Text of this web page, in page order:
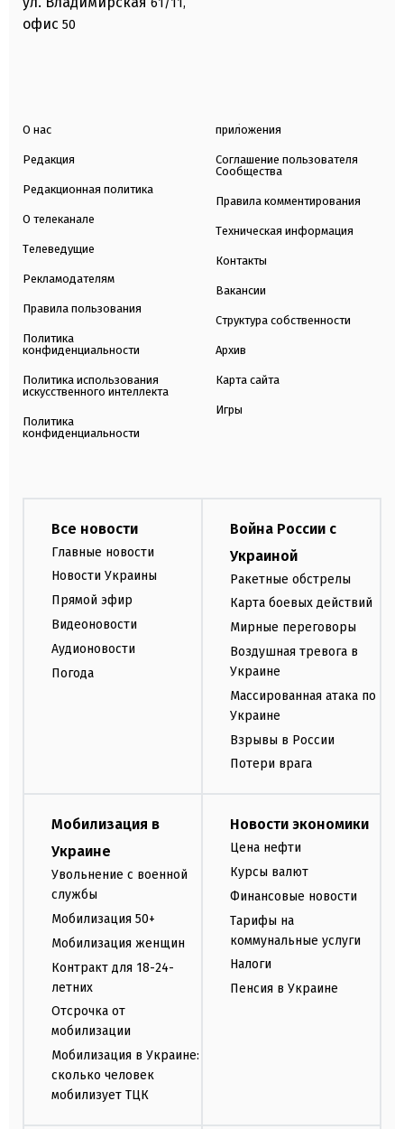
офис 50
О нас
Редакция
Редакционная политика
О телеканале
Телеведущие
Рекламодателям
Правила пользования
Политика
конфиденциальности
Политика использования
искусственного интеллекта
Политика
конфиденциальности
приложения
Соглашение пользователя
Сообщества
Правила комментирования
Техническая информация
Контакты
Вакансии
Структура собственности
Архив
Карта сайта
Игры
Все новости
Главные новости
Новости Украины
Прямой эфир
Видеоновости
Аудионовости
Погода
Война России с
Украиной
Ракетные обстрелы
Карта боевых действий
Мирные переговоры
Воздушная тревога в
Украине
Массированная атака по
Украине
Взрывы в России
Потери врага
Мобилизация в
Украине
Увольнение с военной
службы
Мобилизация 50+
Мобилизация женщин
Контракт для 18-24-
летних
Отсрочка от
мобилизации
Мобилизация в Украине:
сколько человек
мобилизует ТЦК
Новости экономики
Цена нефти
Курсы валют
Финансовые новости
Тарифы на
коммунальные услуги
Налоги
Пенсия в Украине